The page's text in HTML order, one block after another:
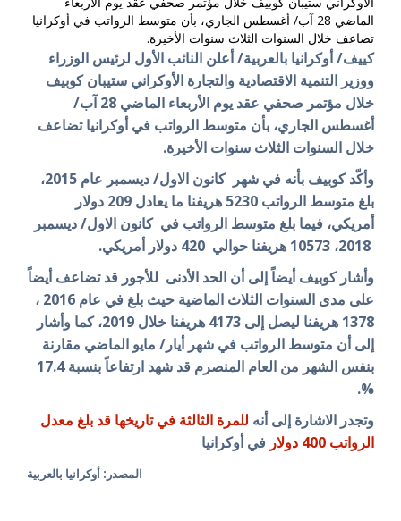
الماضي 28 آب/ أغسطس الجاري، بأن متوسط الرواتب في أوكرانيا
تضاعف خلال السنوات الثلاث سنوات الأخيرة.
كييف/ أوكرانيا بالعربية/أعلن النائب الأول لرئيس الوزراء
ووزير التنمية الاقتصادية والتجارة الأوكراني ستيبان كوبيف
خلال مؤتمر صحفي عقد يوم الأربعاء الماضي 28 آب/
أغسطس الجاري، بأن متوسط الرواتب في أوكرانيا تضاعف
خلال السنوات الثلاث سنوات الأخيرة.
وأكّد كوبيف بأنه
في شهر كانون الاول/ ديسمبر عام 2015،
بلغ متوسط الرواتب 5230 هريفنا ما يعادل 209 دولار
أمريكي، فيما بلغ متوسط الرواتب في كانون الاول/ ديسمبر
2018، 10573 هريفنا حوالي 420 دولار أمريكي.
وأشار كوبيف أيضاً إلى أن الحد الأدنى للأجور قد تضاعف أيضاً
على مدى السنوات الثلاث الماضية حيث بلغ في عام 2016 ،
1378 هريفنا ليصل إلى 4173 هريفنا خلال 2019، كما وأشار
إلى أن متوسط الرواتب في شهر أيار/ مايو الماضي مقارنة
بنفس الشهر من العام المنصرم قد شهد ارتفاعاً بنسبة 17.4
%.
وتجدر الاشارة إلى أنه للمرة الثالثة في تاريخها قد بلغ معدل
الرواتب 400 دولار
في أوكرانيا
المصدر: أوكرانيا بالعربية